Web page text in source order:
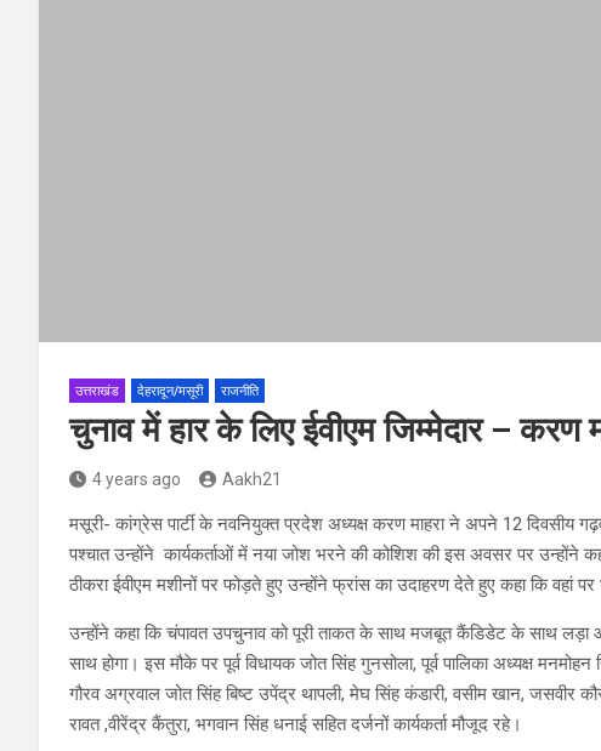
उत्तराखंड देहरादून/मसूरी राजनीति
चुनाव में हार के लिए ईवीएम जिम्मेदार – करण
4 years ago Aakh21
मसूरी- कांग्रेस पार्टी के नवनियुक्त प्रदेश अध्यक्ष करण माहरा ने अपने 12
पश्चात उन्होंने कार्यकर्ताओं में नया जोश भरने की कोशिश की इस अवसर पर उन्होंने
ठीकरा ईवीएम मशीनों पर फोड़ते हुए उन्होंने फ्रांस का उदाहरण देते हुए कहा कि वहां
उन्होंने कहा कि चंपावत उपचुनाव को पूरी ताकत के साथ मजबूत कैंडिडेट के साथ लड़ा
साथ होगा। इस मौके पर पूर्व विधायक जोत सिंह गुनसोला, पूर्व पालिका अध्यक्ष
गौरव अग्रवाल जोत सिंह बिष्ट उपेंद्र थापली, मेघ सिंह कंडारी, वसीम खान, जसवीर
रावत ,वीरेंद्र कैंतुरा, भगवान सिंह धनाई सहित दर्जनों कार्यकर्ता मौजूद रहे।